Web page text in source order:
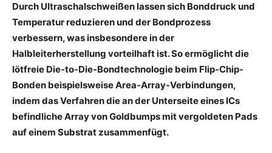
Durch Ultraschalschweißen lassen sich Bonddruck und
Temperatur reduzieren und der Bondprozess
verbessern, was insbesondere in der
Halbleiterherstellung vorteilhaft ist. So ermöglicht die
lötfreie Die-to-Die-Bondtechnologie beim Flip-Chip-
Bonden beispielsweise Area-Array-Verbindungen,
indem das Verfahren die an der Unterseite eines ICs
befindliche Array von Goldbumps mit vergoldeten Pads
auf einem Substrat zusammenfügt.